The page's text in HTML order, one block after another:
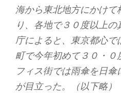
海から東北地方にかけて
り、各地で３０度以上
庁によると、東京都心で
町で今年初めて３０・０
フィス街では雨傘を日
が目立った。（以下略）